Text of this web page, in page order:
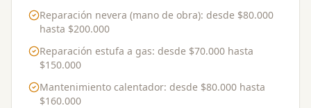
Reparación nevera (mano de obra): desde $80.000
hasta $200.000
Reparación estufa a gas: desde $70.000 hasta
$150.000
Mantenimiento calentador: desde $80.000 hasta
$160.000